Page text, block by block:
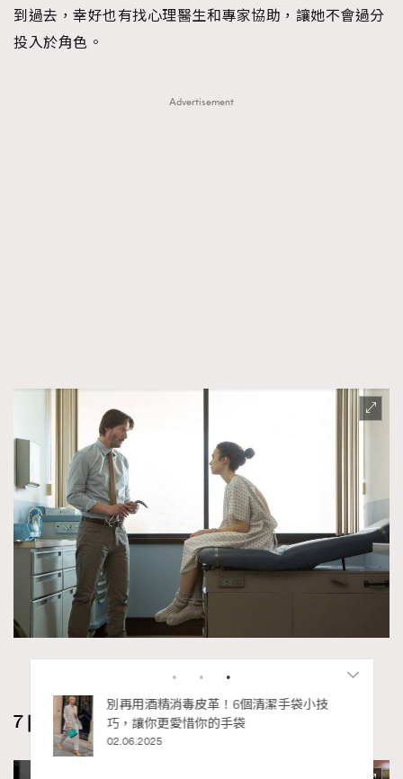
到過去，幸好也有找心理醫生和專家協助，讓她不會過分
投入於角色。
Advertisement
7 | 《鎖命佈局》(Inheritance)（2020）
別再用酒精消毒皮革！6個清潔手袋小技
巧，讓你更愛惜你的手袋
02.06.2025